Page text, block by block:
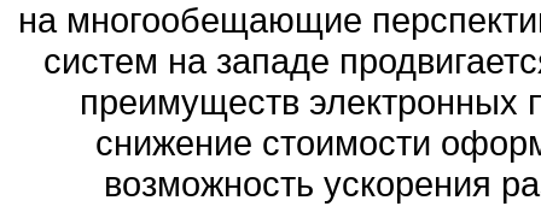
на многообещающие
систем на западе
преимуществ электронных
снижение стоимости
возможность ускорения